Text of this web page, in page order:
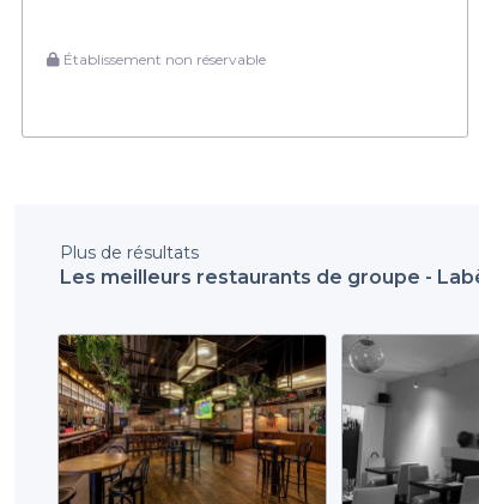
Établissement non réservable
Plus de résultats
Les meilleurs restaurants de groupe -